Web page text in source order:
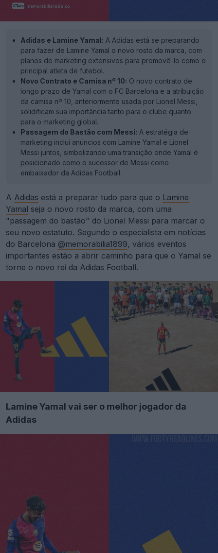
Adidas e Lamine Yamal: A Adidas está se preparando
para fazer de Lamine Yamal o novo rosto da marca, com
planos de marketing extensivos para promovê-lo como o
principal atleta de futebol.
Novo Contrato e Camisa nº 10: O novo contrato de
longo prazo de Yamal com o FC Barcelona e a atribuição
da camisa nº 10, anteriormente usada por Lionel Messi,
solidificam sua importância tanto para o clube quanto
para o marketing global.
Passagem do Bastão com Messi: A estratégia de
marketing inclui anúncios com Lamine Yamal e Lionel
Messi juntos, simbolizando uma transição onde Yamal é
posicionado como o sucessor de Messi como
embaixador da Adidas Football.
A Adidas está a preparar tudo para que o Lamine
Yamal seja o novo rosto da marca, com uma
"passagem do bastão" do Lionel Messi para marcar o
seu novo estatuto. Segundo o especialista em notícias
do Barcelona @memorabilia1899, vários eventos
importantes estão a abrir caminho para que o Yamal se
torne o novo rei da Adidas Football.
Lamine Yamal vai ser o melhor jogador da
Adidas